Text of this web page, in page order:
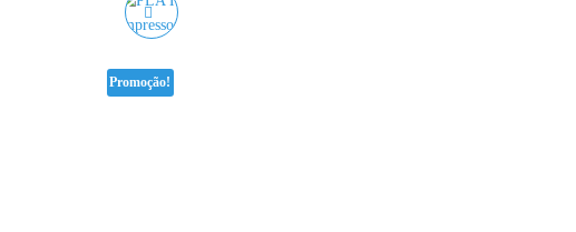
ÉBANO WINKLE - 1KG
Promoção!